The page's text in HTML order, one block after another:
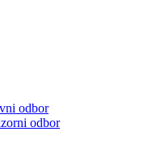
odbor
odbor